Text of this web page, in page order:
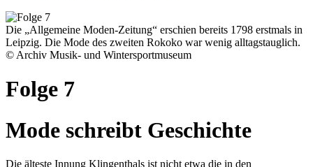
Die „Allgemeine Moden-Zeitung“ erschien bereits 1798 erstmals in
Leipzig. Die Mode des zweiten Rokoko war wenig alltagstauglich.
© Archiv Musik- und Wintersportmuseum
Folge 7
Mode schreibt Geschichte
Die älteste Innung Klingenthals ist nicht etwa die in den